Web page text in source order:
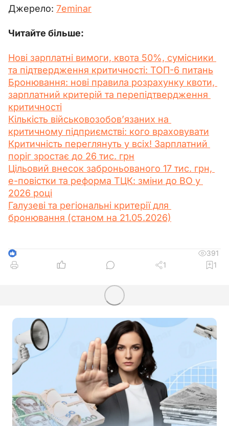
Джерело: 7eminar
Читайте більше:
Нові зарплатні вимоги, квота 50%, сумісники
та підтвердження критичності: ТОП-6 питань
Бронювання: нові правила розрахунку квоти,
зарплатний критерій та перепідтвердження
критичності
Кількість військовозобов’язаних на
критичному підприємстві: кого враховувати
Критичність переглянуть у всіх! Зарплатний
поріг зростає до 26 тис. грн
Цільовий внесок заброньованого 17 тис. грн,
е-повістки та реформа ТЦК: зміни до ВО у
2026 році
Галузеві та регіональні критерії для
бронювання (станом на 21.05.2026)
3
391
1
1